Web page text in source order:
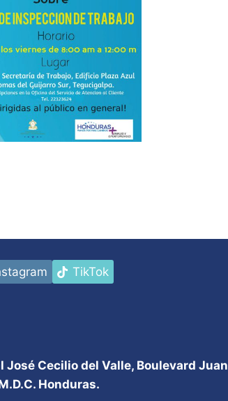
TikTok
José Cecilio del Valle, Boulevard Juan
Honduras.